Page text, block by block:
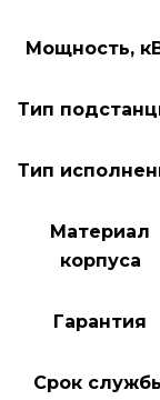
Мощность,
Тип
Тип
Материал
корпуса
Гарантия
Срок